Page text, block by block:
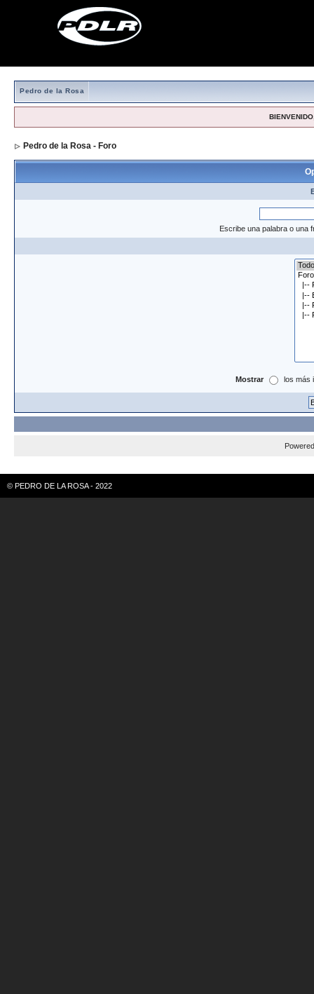
Pedro de la Rosa
Pedro de la Rosa - Foro
Escribe una palabra o una
Mostrar los más
© PEDRO DE LA ROSA - 2022